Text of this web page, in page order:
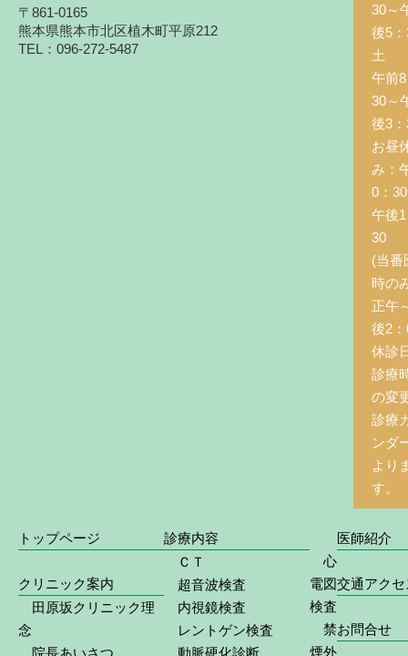
〒861-0165
熊本県熊本市北区植木町平原212
TEL：096-272-5487
30～
後5
土
午前
30～
後3
お昼
み：
0：
午後
30
(当番
時の
正午
後2
休診
診療
の変
診療
ンダ
より
す。
トップページ
クリニック案内
田原坂クリニック理
念
院長あいさつ
診療内容
ＣＴ
超音波検査
内視鏡検査
レントゲン検査
動脈硬化診断
心
電図
検査
禁
煙外
医師紹介
交通アクセ
お問合せ